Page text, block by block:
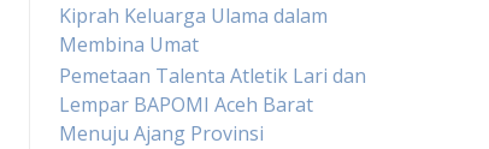
Kiprah Keluarga Ulama dalam
Membina Umat
Pemetaan Talenta Atletik Lari dan
Lempar BAPOMI Aceh Barat
Menuju Ajang Provinsi